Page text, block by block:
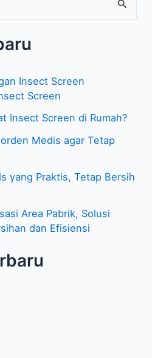
Insect Screen
Screen
Insect Screen di Rumah?
Medis agar Tetap
yang Praktis, Tetap Bersih
Area Pabrik, Solusi
dan Efisiensi